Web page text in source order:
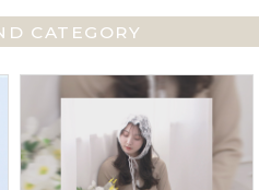
CATEGORY